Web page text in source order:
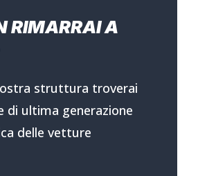
RIMARRAI A
struttura troverai
di ultima generazione
delle vetture